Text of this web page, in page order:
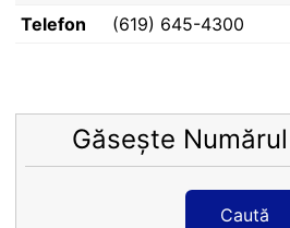
Telefon
(619) 645-4300
Găsește
Caută